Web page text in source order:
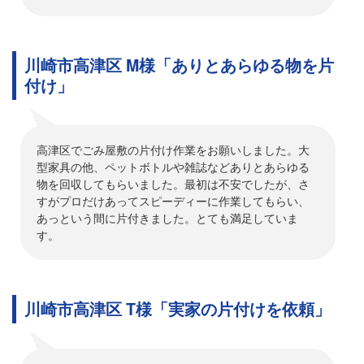
川崎市高津区 M様「ありとあらゆる物を片
付け」
高津区でごみ屋敷の片付け作業をお願いしました。大
型家具の他、ペットボトルや雑誌などありとあらゆる
物を回収してもらいました。最初は不安でしたが、さ
すがプロだけあってスピーディーに作業してもらい、
あっという間に片付きました。とても満足していま
す。
川崎市高津区 T様「実家の片付けを依頼」